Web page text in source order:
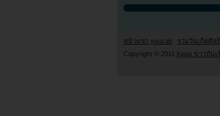
หน้าแรก youzab รวมวันเกิดศิล
Copyright © 2011 Kpop ข่าวบัน